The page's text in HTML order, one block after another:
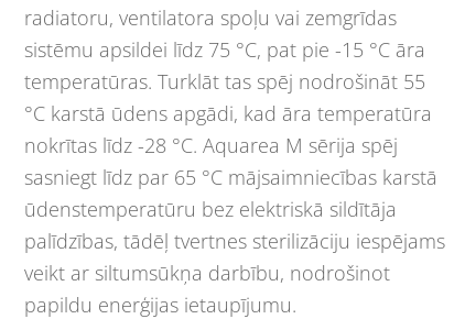
radiatoru, ventilatora spoļu vai zemgrīdas
sistēmu apsildei līdz 75 °C, pat pie -15 °C āra
temperatūras. Turklāt tas spēj nodrošināt 55
°C karstā ūdens apgādi, kad āra temperatūra
nokrītas līdz -28 °C. Aquarea M sērija spēj
sasniegt līdz par 65 °C mājsaimniecības karstā
ūdenstemperatūru bez elektriskā sildītāja
palīdzības, tādēļ tvertnes sterilizāciju iespējams
veikt ar siltumsūkņa darbību, nodrošinot
papildu enerģijas ietaupījumu.